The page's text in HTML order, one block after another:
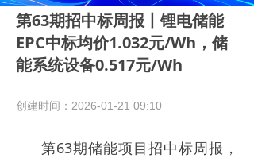
储能技术
标准体系
企业动态
国际储能
第63期招中标周报丨锂电储能
EPC中标均价1.032元/Wh，储
能系统设备0.517元/Wh
第63期储能项目招中标周报，
创建时间： 2026-01-21 09:10